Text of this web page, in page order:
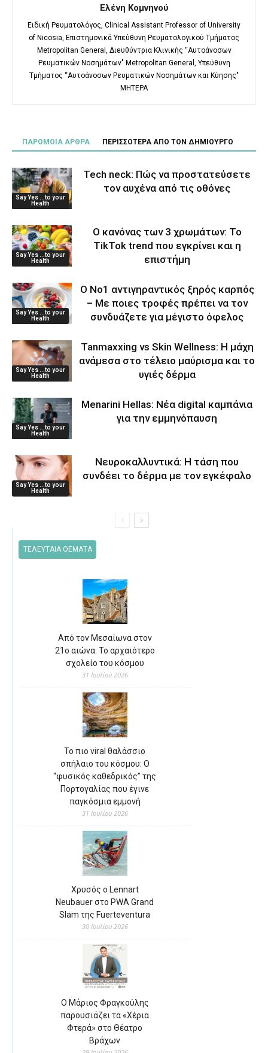
Ελένη Κομνηνού
Ειδική Ρευματολόγος, Clinical Assistant Professor of University
of Nicosia, Επιστημονικά Υπεύθυνη Ρευματολογικού Τμήματος
Metropolitan General, Διευθύντρια Κλινικής “Αυτοάνοσων
Ρευματικών Νοσημάτων" Metropolitan General, Υπεύθυνη
Τμήματος “Αυτοάνοσων Ρευματικών Νοσημάτων και Κύησης"
ΜΗΤΕΡΑ
ΠΑΡΟΜΟΙΑ ΑΡΘΡΑ ΠΕΡΙΣΣΟΤΕΡΑ ΑΠΟ ΤΟΝ ΔΗΜΙΟΥΡΓΟ
Say Yes ...to your
Health
Tech neck: Πώς να προστατεύσετε
τον αυχένα από τις οθόνες
Say Yes ...to your
Health
Ο κανόνας των 3 χρωμάτων: Το
TikTok trend που εγκρίνει και η
επιστήμη
Say Yes ...to your
Health
Ο Νο1 αντιγηραντικός ξηρός καρπός
– Με ποιες τροφές πρέπει να τον
συνδυάζετε για μέγιστο όφελος
Say Yes ...to your
Health
Tanmaxxing vs Skin Wellness: Η μάχη
ανάμεσα στο τέλειο μαύρισμα και το
υγιές δέρμα
Say Yes ...to your
Health
Menarini Hellas: Νέα digital καμπάνια
για την εμμηνόπαυση
Say Yes ...to your
Health
Νευροκαλλυντικά: Η τάση που
συνδέει το δέρμα με τον εγκέφαλο
ΤΕΛΕΥΤΑΙΑ ΘΕΜΑΤΑ
Από τον Μεσαίωνα στον
21ο αιώνα: Το αρχαιότερο
σχολείο του κόσμου
31 Ιουλίου 2026
Το πιο viral θαλάσσιο
σπήλαιο του κόσμου: Ο
“φυσικός καθεδρικός” της
Πορτογαλίας που έγινε
παγκόσμια εμμονή
31 Ιουλίου 2026
Χρυσός ο Lennart
Neubauer στο PWA Grand
Slam της Fuerteventura
30 Ιουλίου 2026
Ο Μάριος Φραγκούλης
παρουσιάζει τα «Χέρια
Φτερά» στο Θέατρο
Βράχων